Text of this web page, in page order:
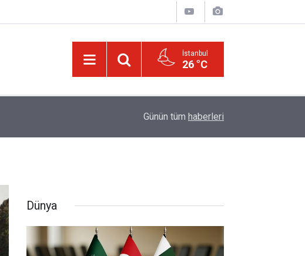
İstanbul
26 °C
Günün tüm haberleri
Dünya